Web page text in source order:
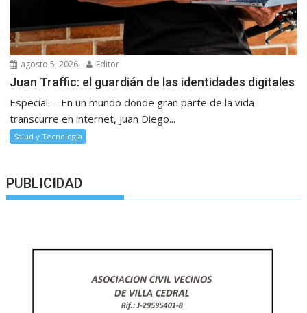
agosto 5, 2026 Editor
Juan Traffic: el guardián de las identidades digitales
Especial. – En un mundo donde gran parte de la vida
transcurre en internet, Juan Diego...
Salud y Tecnología
PUBLICIDAD